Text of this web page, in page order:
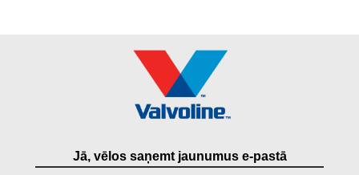
Jā, vēlos saņemt jaunumus e-pastā